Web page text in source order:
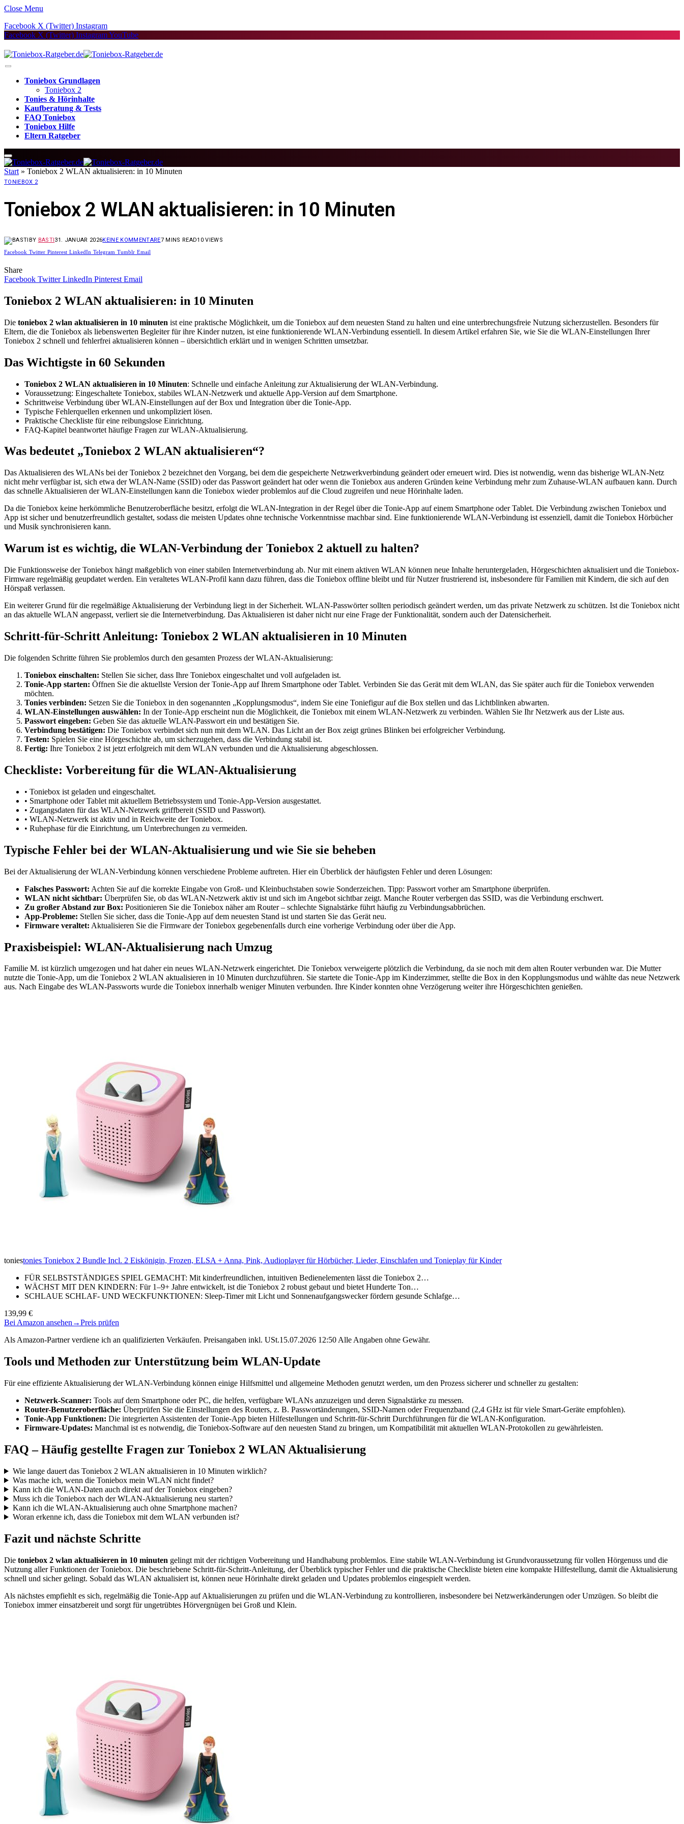
Close Menu
Facebook X (Twitter) Instagram
Facebook X (Twitter) InstagramYouTube
Toniebox Grundlagen
Toniebox 2
Tonies & Hörinhalte
Kaufberatung & Tests
FAQ Toniebox
Toniebox Hilfe
Eltern Ratgeber
Start » Toniebox 2 WLAN aktualisieren: in 10 Minuten
TONIEBOX 2
Toniebox 2 WLAN aktualisieren: in 10 Minuten
BY BASTI31. JANUAR 2026KEINE KOMMENTARE7 MINS READ10VIEWS
Facebook Twitter Pinterest LinkedIn Telegram Tumblr Email
Share
Facebook Twitter LinkedIn Pinterest Email
Toniebox 2 WLAN aktualisieren: in 10 Minuten
Die toniebox 2 wlan aktualisieren in 10 minuten ist eine praktische Möglichkeit, um die Toniebox auf dem neuesten Stand zu halten und eine unterbrechungsfreie Nutzung sicherzustellen. Besonders für
Eltern, die die Toniebox als liebenswerten Begleiter für ihre Kinder nutzen, ist eine funktionierende WLAN-Verbindung essentiell. In diesem Artikel erfahren Sie, wie Sie die WLAN-Einstellungen Ihrer
Toniebox 2 schnell und fehlerfrei aktualisieren können – übersichtlich erklärt und in wenigen Schritten umsetzbar.
Das Wichtigste in 60 Sekunden
Toniebox 2 WLAN aktualisieren in 10 Minuten: Schnelle und einfache Anleitung zur Aktualisierung der WLAN-Verbindung.
Voraussetzung: Eingeschaltete Toniebox, stabiles WLAN-Netzwerk und aktuelle App-Version auf dem Smartphone.
Schrittweise Verbindung über WLAN-Einstellungen auf der Box und Integration über die Tonie-App.
Typische Fehlerquellen erkennen und unkompliziert lösen.
Praktische Checkliste für eine reibungslose Einrichtung.
FAQ-Kapitel beantwortet häufige Fragen zur WLAN-Aktualisierung.
Was bedeutet „Toniebox 2 WLAN aktualisieren“?
Das Aktualisieren des WLANs bei der Toniebox 2 bezeichnet den Vorgang, bei dem die gespeicherte Netzwerkverbindung geändert oder erneuert wird. Dies ist notwendig, wenn das bisherige WLAN-Netz
nicht mehr verfügbar ist, sich etwa der WLAN-Name (SSID) oder das Passwort geändert hat oder wenn die Toniebox aus anderen Gründen keine Verbindung mehr zum Zuhause-WLAN aufbauen kann. Durch
das schnelle Aktualisieren der WLAN-Einstellungen kann die Toniebox wieder problemlos auf die Cloud zugreifen und neue Hörinhalte laden.
Da die Toniebox keine herkömmliche Benutzeroberfläche besitzt, erfolgt die WLAN-Integration in der Regel über die Tonie-App auf einem Smartphone oder Tablet. Die Verbindung zwischen Toniebox und
App ist sicher und benutzerfreundlich gestaltet, sodass die meisten Updates ohne technische Vorkenntnisse machbar sind. Eine funktionierende WLAN-Verbindung ist essenziell, damit die Toniebox Hörbücher
und Musik synchronisieren kann.
Warum ist es wichtig, die WLAN-Verbindung der Toniebox 2 aktuell zu halten?
Die Funktionsweise der Toniebox hängt maßgeblich von einer stabilen Internetverbindung ab. Nur mit einem aktiven WLAN können neue Inhalte heruntergeladen, Hörgeschichten aktualisiert und die Toniebox-
Firmware regelmäßig geupdatet werden. Ein veraltetes WLAN-Profil kann dazu führen, dass die Toniebox offline bleibt und für Nutzer frustrierend ist, insbesondere für Familien mit Kindern, die sich auf den
Hörspaß verlassen.
Ein weiterer Grund für die regelmäßige Aktualisierung der Verbindung liegt in der Sicherheit. WLAN-Passwörter sollten periodisch geändert werden, um das private Netzwerk zu schützen. Ist die Toniebox nicht
an das aktuelle WLAN angepasst, verliert sie die Internetverbindung. Das Aktualisieren ist daher nicht nur eine Frage der Funktionalität, sondern auch der Datensicherheit.
Schritt-für-Schritt Anleitung: Toniebox 2 WLAN aktualisieren in 10 Minuten
Die folgenden Schritte führen Sie problemlos durch den gesamten Prozess der WLAN-Aktualisierung:
Toniebox einschalten: Stellen Sie sicher, dass Ihre Toniebox eingeschaltet und voll aufgeladen ist.
Tonie-App starten: Öffnen Sie die aktuellste Version der Tonie-App auf Ihrem Smartphone oder Tablet. Verbinden Sie das Gerät mit dem WLAN, das Sie später auch für die Toniebox verwenden
möchten.
Tonies verbinden: Setzen Sie die Toniebox in den sogenannten „Kopplungsmodus“, indem Sie eine Toniefigur auf die Box stellen und das Lichtblinken abwarten.
WLAN-Einstellungen auswählen: In der Tonie-App erscheint nun die Möglichkeit, die Toniebox mit einem WLAN-Netzwerk zu verbinden. Wählen Sie Ihr Netzwerk aus der Liste aus.
Passwort eingeben: Geben Sie das aktuelle WLAN-Passwort ein und bestätigen Sie.
Verbindung bestätigen: Die Toniebox verbindet sich nun mit dem WLAN. Das Licht an der Box zeigt grünes Blinken bei erfolgreicher Verbindung.
Testen: Spielen Sie eine Hörgeschichte ab, um sicherzugehen, dass die Verbindung stabil ist.
Fertig: Ihre Toniebox 2 ist jetzt erfolgreich mit dem WLAN verbunden und die Aktualisierung abgeschlossen.
Checkliste: Vorbereitung für die WLAN-Aktualisierung
• Toniebox ist geladen und eingeschaltet.
• Smartphone oder Tablet mit aktuellem Betriebssystem und Tonie-App-Version ausgestattet.
• Zugangsdaten für das WLAN-Netzwerk griffbereit (SSID und Passwort).
• WLAN-Netzwerk ist aktiv und in Reichweite der Toniebox.
• Ruhephase für die Einrichtung, um Unterbrechungen zu vermeiden.
Typische Fehler bei der WLAN-Aktualisierung und wie Sie sie beheben
Bei der Aktualisierung der WLAN-Verbindung können verschiedene Probleme auftreten. Hier ein Überblick der häufigsten Fehler und deren Lösungen:
Falsches Passwort: Achten Sie auf die korrekte Eingabe von Groß- und Kleinbuchstaben sowie Sonderzeichen. Tipp: Passwort vorher am Smartphone überprüfen.
WLAN nicht sichtbar: Überprüfen Sie, ob das WLAN-Netzwerk aktiv ist und sich im Angebot sichtbar zeigt. Manche Router verbergen das SSID, was die Verbindung erschwert.
Zu großer Abstand zur Box: Positionieren Sie die Toniebox näher am Router – schlechte Signalstärke führt häufig zu Verbindungsabbrüchen.
App-Probleme: Stellen Sie sicher, dass die Tonie-App auf dem neuesten Stand ist und starten Sie das Gerät neu.
Firmware veraltet: Aktualisieren Sie die Firmware der Toniebox gegebenenfalls durch eine vorherige Verbindung oder über die App.
Praxisbeispiel: WLAN-Aktualisierung nach Umzug
Familie M. ist kürzlich umgezogen und hat daher ein neues WLAN-Netzwerk eingerichtet. Die Toniebox verweigerte plötzlich die Verbindung, da sie noch mit dem alten Router verbunden war. Die Mutter
nutzte die Tonie-App, um die Toniebox 2 WLAN aktualisieren in 10 Minuten durchzuführen. Sie startete die Tonie-App im Kinderzimmer, stellte die Box in den Kopplungsmodus und wählte das neue Netzwerk
aus. Nach Eingabe des WLAN-Passworts wurde die Toniebox innerhalb weniger Minuten verbunden. Ihre Kinder konnten ohne Verzögerung weiter ihre Hörgeschichten genießen.
toniestonies Toniebox 2 Bundle Incl. 2 Eiskönigin, Frozen, ELSA + Anna, Pink, Audioplayer für Hörbücher, Lieder, Einschlafen und Tonieplay für Kinder
FÜR SELBSTSTÄNDIGES SPIEL GEMACHT: Mit kinderfreundlichen, intuitiven Bedienelementen lässt die Toniebox 2…
WÄCHST MIT DEN KINDERN: Für 1–9+ Jahre entwickelt, ist die Toniebox 2 robust gebaut und bietet Hunderte Ton…
SCHLAUE SCHLAF- UND WECKFUNKTIONEN: Sleep-Timer mit Licht und Sonnenaufgangswecker fördern gesunde Schlafge…
139,99 €
Bei Amazon ansehen→Preis prüfen
Als Amazon-Partner verdiene ich an qualifizierten Verkäufen. Preisangaben inkl. USt.15.07.2026 12:50 Alle Angaben ohne Gewähr.
Tools und Methoden zur Unterstützung beim WLAN-Update
Für eine effiziente Aktualisierung der WLAN-Verbindung können einige Hilfsmittel und allgemeine Methoden genutzt werden, um den Prozess sicherer und schneller zu gestalten:
Netzwerk-Scanner: Tools auf dem Smartphone oder PC, die helfen, verfügbare WLANs anzuzeigen und deren Signalstärke zu messen.
Router-Benutzeroberfläche: Überprüfen Sie die Einstellungen des Routers, z. B. Passwortänderungen, SSID-Namen oder Frequenzband (2,4 GHz ist für viele Smart-Geräte empfohlen).
Tonie-App Funktionen: Die integrierten Assistenten der Tonie-App bieten Hilfestellungen und Schritt-für-Schritt Durchführungen für die WLAN-Konfiguration.
Firmware-Updates: Manchmal ist es notwendig, die Toniebox-Software auf den neuesten Stand zu bringen, um Kompatibilität mit aktuellen WLAN-Protokollen zu gewährleisten.
FAQ – Häufig gestellte Fragen zur Toniebox 2 WLAN Aktualisierung
Wie lange dauert das Toniebox 2 WLAN aktualisieren in 10 Minuten wirklich?
Was mache ich, wenn die Toniebox mein WLAN nicht findet?
Kann ich die WLAN-Daten auch direkt auf der Toniebox eingeben?
Muss ich die Toniebox nach der WLAN-Aktualisierung neu starten?
Kann ich die WLAN-Aktualisierung auch ohne Smartphone machen?
Woran erkenne ich, dass die Toniebox mit dem WLAN verbunden ist?
Fazit und nächste Schritte
Die toniebox 2 wlan aktualisieren in 10 minuten gelingt mit der richtigen Vorbereitung und Handhabung problemlos. Eine stabile WLAN-Verbindung ist Grundvoraussetzung für vollen Hörgenuss und die
Nutzung aller Funktionen der Toniebox. Die beschriebene Schritt-für-Schritt-Anleitung, der Überblick typischer Fehler und die praktische Checkliste bieten eine kompakte Hilfestellung, damit die Aktualisierung
schnell und sicher gelingt. Sobald das WLAN aktualisiert ist, können neue Hörinhalte direkt geladen und Updates problemlos eingespielt werden.
Als nächstes empfiehlt es sich, regelmäßig die Tonie-App auf Aktualisierungen zu prüfen und die WLAN-Verbindung zu kontrollieren, insbesondere bei Netzwerkänderungen oder Umzügen. So bleibt die
Toniebox immer einsatzbereit und sorgt für ungetrübtes Hörvergnügen bei Groß und Klein.